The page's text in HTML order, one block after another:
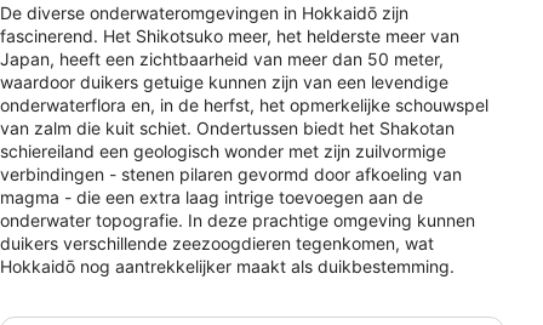
De diverse onderwateromgevingen in Hokkaidō zijn
fascinerend. Het Shikotsuko meer, het helderste meer van
Japan, heeft een zichtbaarheid van meer dan 50 meter,
waardoor duikers getuige kunnen zijn van een levendige
onderwaterflora en, in de herfst, het opmerkelijke schouwspel
van zalm die kuit schiet. Ondertussen biedt het Shakotan
schiereiland een geologisch wonder met zijn zuilvormige
verbindingen - stenen pilaren gevormd door afkoeling van
magma - die een extra laag intrige toevoegen aan de
onderwater topografie. In deze prachtige omgeving kunnen
duikers verschillende zeezoogdieren tegenkomen, wat
Hokkaidō nog aantrekkelijker maakt als duikbestemming.